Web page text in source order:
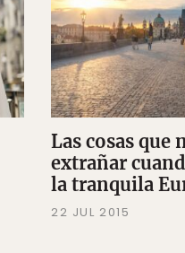
Las cosas que
extrañar
la tranquila
22 JUL 2015